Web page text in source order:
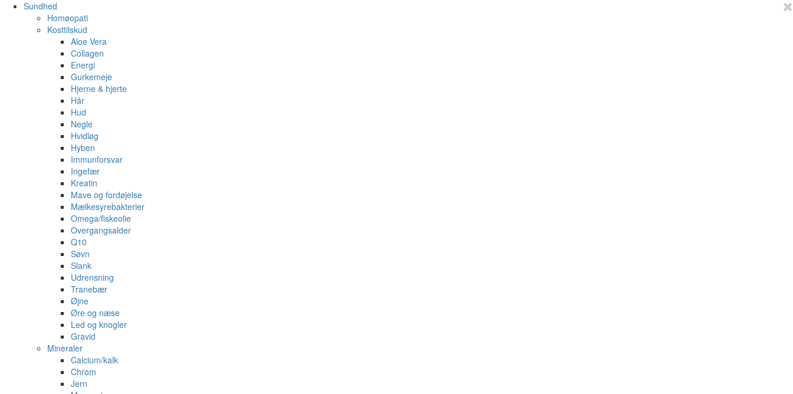
Sundhed
Homøopati
Kosttilskud
Aloe Vera
Collagen
Energi
Gurkemeje
Hjerne & hjerte
Hår
Hud
Negle
Hvidløg
Hyben
Immunforsvar
Ingefær
Kreatin
Mave og fordøjelse
Mælkesyrebakterier
Omega/fiskeolie
Overgangsalder
Q10
Søvn
Slank
Udrensning
Tranebær
Øjne
Øre og næse
Led og knogler
Gravid
Mineraler
Calcium/kalk
Chrom
Jern